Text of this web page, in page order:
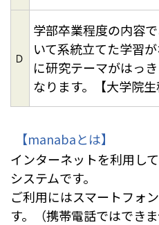
Ｄ
学部卒業程度の内容
いて系統立てた学習
に研究テーマがはっ
なります。【大学院生
【manabaとは】
インターネットを利用し
システムです。
ご利用にはスマートフォ
す。（携帯電話ではできま